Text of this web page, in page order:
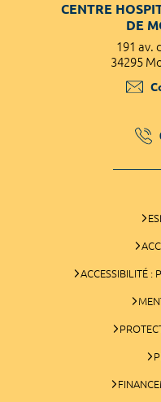
CENTRE
DE
191 av.
34295
ACCESSIBILITÉ :